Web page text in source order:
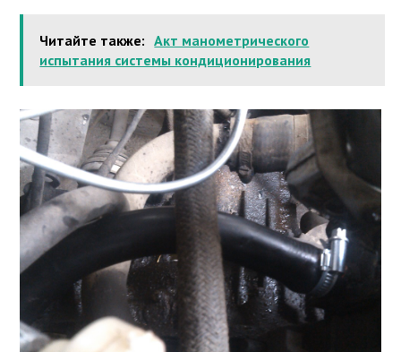
Читайте также: Акт манометрического
испытания системы кондиционирования